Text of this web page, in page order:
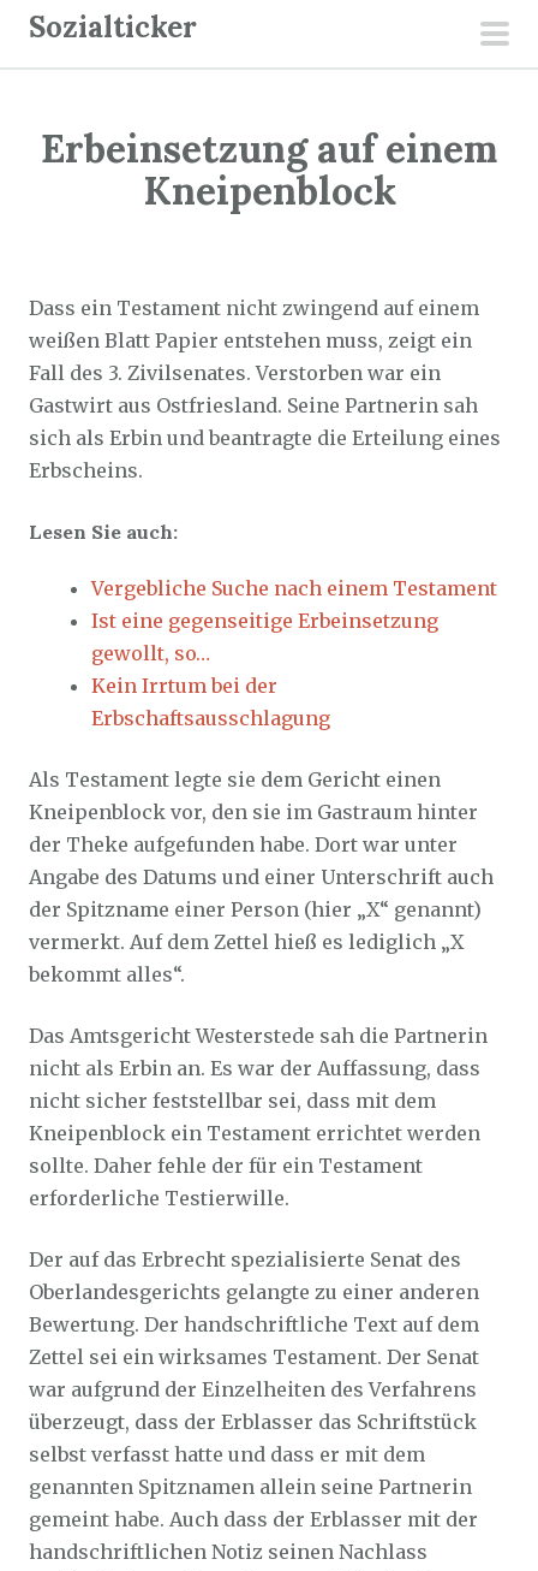
Sozialticker
Erbeinsetzung auf einem
Kneipenblock
Dass ein Testament nicht zwingend auf einem
weißen Blatt Papier entstehen muss, zeigt ein
Fall des 3. Zivilsenates. Verstorben war ein
Gastwirt aus Ostfriesland. Seine Partnerin sah
sich als Erbin und beantragte die Erteilung eines
Erbscheins.
Lesen Sie auch:
Vergebliche Suche nach einem Testament
Ist eine gegenseitige Erbeinsetzung
gewollt, so…
Kein Irrtum bei der
Erbschaftsausschlagung
Als Testament legte sie dem Gericht einen
Kneipenblock vor, den sie im Gastraum hinter
der Theke aufgefunden habe. Dort war unter
Angabe des Datums und einer Unterschrift auch
der Spitzname einer Person (hier „X“ genannt)
vermerkt. Auf dem Zettel hieß es lediglich „X
bekommt alles“.
Das Amtsgericht Westerstede sah die Partnerin
nicht als Erbin an. Es war der Auffassung, dass
nicht sicher feststellbar sei, dass mit dem
Kneipenblock ein Testament errichtet werden
sollte. Daher fehle der für ein Testament
erforderliche Testierwille.
Der auf das Erbrecht spezialisierte Senat des
Oberlandesgerichts gelangte zu einer anderen
Bewertung. Der handschriftliche Text auf dem
Zettel sei ein wirksames Testament. Der Senat
war aufgrund der Einzelheiten des Verfahrens
überzeugt, dass der Erblasser das Schriftstück
selbst verfasst hatte und dass er mit dem
genannten Spitznamen allein seine Partnerin
gemeint habe. Auch dass der Erblasser mit der
handschriftlichen Notiz seinen Nachlass